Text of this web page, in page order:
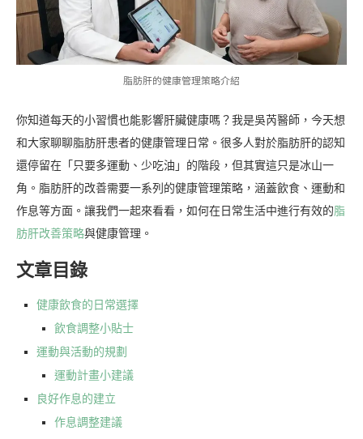
脂肪肝的健康管理策略介紹
你知道每天的小習慣也能影響肝臟健康嗎？我是吳芮醫師，今天想
和大家聊聊脂肪肝患者的健康管理日常。很多人對於脂肪肝的認知
還停留在「只要多運動、少吃油」的階段，但其實這只是冰山一
角。脂肪肝的改善需要一系列的健康管理策略，涵蓋飲食、運動和
作息等方面。讓我們一起來看看，如何在日常生活中進行有效的脂
肪肝改善策略與健康管理。
文章目錄
健康飲食的日常選擇
飲食調整小貼士
運動與活動的規劃
運動計畫小建議
良好作息的建立
作息調整建議